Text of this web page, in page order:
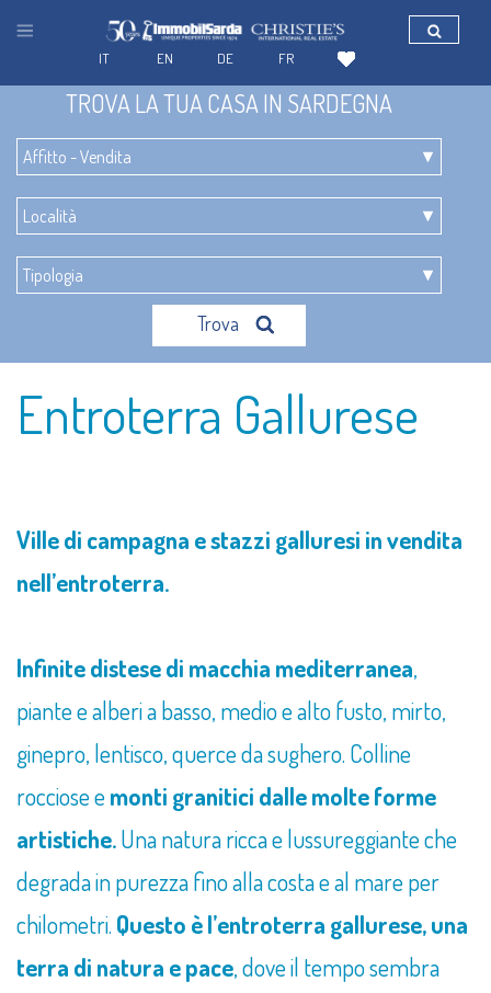
TROVA LA TUA CASA IN SARDEGNA
Trova
Entroterra Gallurese
Ville di campagna e stazzi galluresi in vendita
nell’entroterra.
Infinite distese di macchia mediterranea,
piante e alberi a basso, medio e alto fusto, mirto,
ginepro, lentisco, querce da sughero. Colline
rocciose emonti granitici dalle molte forme
artistiche.Una natura ricca e lussureggiante che
degrada in purezza fino alla costa e al mare per
chilometri. Questo è l’entroterra gallurese, una
terra di natura e pace, dove il tempo sembra
FR
DE
EN
IT